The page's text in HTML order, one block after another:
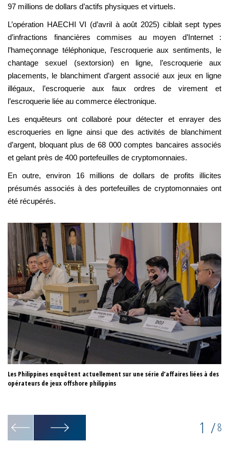
97 millions de dollars d’actifs physiques et virtuels.
L’opération HAECHI VI (d’avril à août 2025) ciblait sept types
d’infractions financières commises au moyen d’Internet :
l’hameçonnage téléphonique, l’escroquerie aux sentiments, le
chantage sexuel (sextorsion) en ligne, l’escroquerie aux
placements, le blanchiment d’argent associé aux jeux en ligne
illégaux, l’escroquerie aux faux ordres de virement et
l’escroquerie liée au commerce électronique.
Les enquêteurs ont collaboré pour détecter et enrayer des
escroqueries en ligne ainsi que des activités de blanchiment
d’argent, bloquant plus de 68 000 comptes bancaires associés
et gelant près de 400 portefeuilles de cryptomonnaies.
En outre, environ 16 millions de dollars de profits illicites
présumés associés à des portefeuilles de cryptomonnaies ont
été récupérés.
Les Philippines enquêtent actuellement sur une série d’affaires liées à des
opérateurs de jeux offshore philippins
1 /8